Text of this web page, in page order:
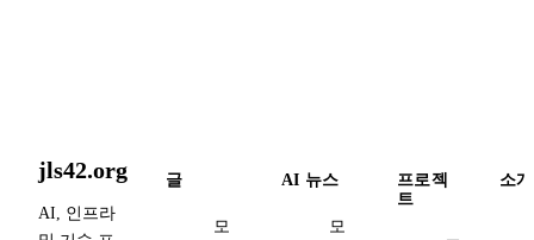
jls42.org
AI, 인프라
글
모
AI 뉴스
모
프로젝
트
소개